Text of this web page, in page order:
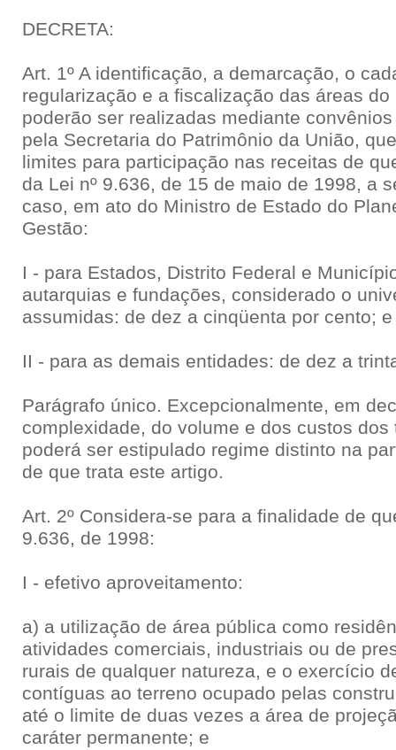
DECRETA:
Art. 1º A identificação, a demarcação, o
regularização e a fiscalização das áreas
poderão ser realizadas mediante
pela Secretaria do Patrimônio da União,
limites para participação nas receitas de
da Lei nº 9.636, de 15 de maio de 1998, a
caso, em ato do Ministro de Estado do
Gestão:
I - para Estados, Distrito Federal e
autarquias e fundações, considerado o
assumidas: de dez a cinqüenta por cento; e
II - para as demais entidades: de dez a
Parágrafo único. Excepcionalmente, em
complexidade, do volume e dos custos dos
poderá ser estipulado regime distinto na
de que trata este artigo.
Art. 2º Considera-se para a finalidade de
9.636, de 1998:
I - efetivo aproveitamento:
a) a utilização de área pública como
atividades comerciais, industriais ou de
rurais de qualquer natureza, e o exercício
contíguas ao terreno ocupado pelas
até o limite de duas vezes a área de
caráter permanente; e